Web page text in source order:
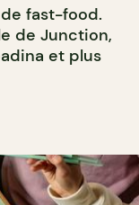
fast-food.
de Junction,
et plus